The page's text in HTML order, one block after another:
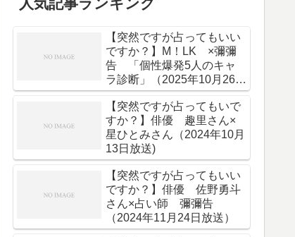
人気記事ランキング
【突然ですが占ってもいい
ですか？】M！LK ×彌彌
告 「個性爆発5人のキャ
ラ診断」（2025年10月26日
放送）
【突然ですが占ってもいで
すか？】俳優 趣里さん×
星ひとみさん（2024年10月
13日放送)
【突然ですが占ってもいい
ですか？】俳優 佐野勇斗
さん×占い師 彌彌告
（2024年11月24日放送）